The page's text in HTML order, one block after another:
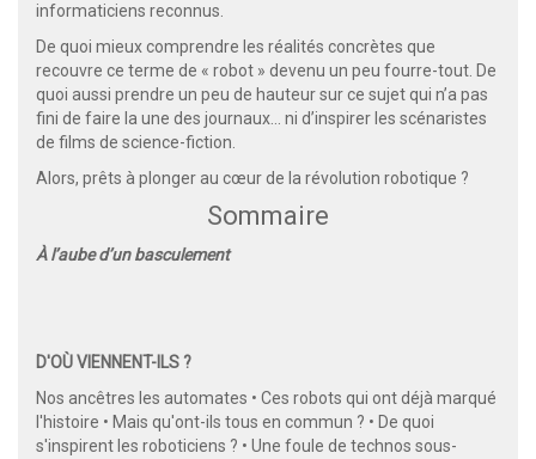
informaticiens reconnus.
De quoi mieux comprendre les réalités concrètes que
recouvre ce terme de « robot » devenu un peu fourre-tout. De
quoi aussi prendre un peu de hauteur sur ce sujet qui n’a pas
fini de faire la une des journaux... ni d’inspirer les scénaristes
de films de science-fiction.
Alors, prêts à plonger au cœur de la révolution robotique ?
Sommaire
À l’aube d’un basculement
D'OÙ VIENNENT-ILS ?
Nos ancêtres les automates • Ces robots qui ont déjà marqué
l'histoire • Mais qu'ont-ils tous en commun ? • De quoi
s'inspirent les roboticiens ? • Une foule de technos sous-